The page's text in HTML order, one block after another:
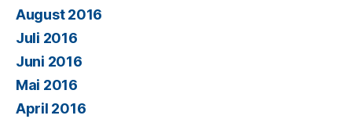
August 2016
Juli 2016
Juni 2016
Mai 2016
April 2016